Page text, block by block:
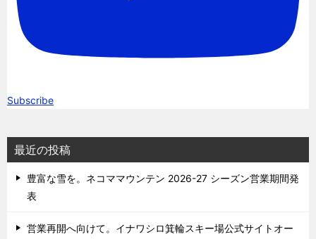
Subscribe
最近の投稿
豊富な雪を。ネコママウンテン 2026-27 シーズン営業期間発
表
営業再開へ向けて。イナワシロ箕輪スキー場公式サイトオー